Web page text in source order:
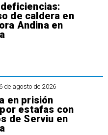
de caldera en
Andina en
6 de agosto de 2026
en prisión
estafas con
de Serviu en